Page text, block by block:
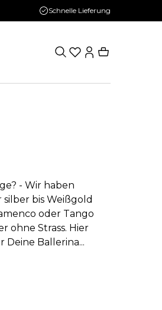
Schnelle Lieferung
- Wir haben
bis Weißgold
oder Tango
ohne Strass. Hier
Deine Ballerina...